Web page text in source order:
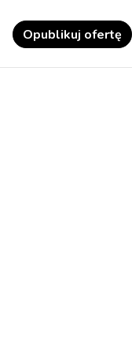
Opublikuj ofertę